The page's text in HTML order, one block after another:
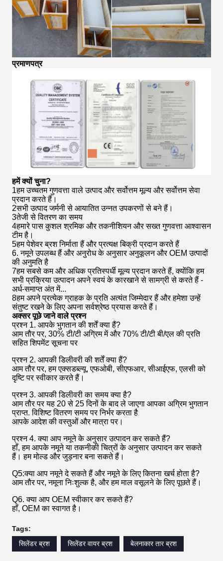
प्रमाणपत्र
हमें क्यों चुना?
1हम उच्चतम गुणवत्ता वाले उत्पाद और सर्वोत्तम मूल्य और सर्वोत्तम सेवा
प्रदान करते हैं।
2सभी उत्पाद जर्मनी से आयातित उन्नत उपकरणों से बने हैं।
3तेजी से वितरण का समय
4हमारे पास कुशल श्रमिक और तकनीशियन और सख्त गुणवत्ता आश्वासन
टीम है।
5हम पेशेवर ब्रश निर्माता हैं और प्रत्यक्ष बिक्री प्रदान करते हैं
6. नमूने उपलब्ध हैं और अनुरोध के अनुसार अनुकूलन और OEM उत्पादों
की अनुमति है
7हम सबसे कम और अधिक प्रतिस्पर्धी मूल्य प्रदान करते हैं, क्योंकि हम
सभी प्रक्रिया उत्पादन अपने स्वयं के कारखाने से सामग्री से करते हैं -
अर्ध-समाप्त अंत में...
8हम अपने प्रत्येक ग्राहक के प्रति अत्यंत जिम्मेदार हैं और हमेशा उन्हें
संतुष्ट रखने के लिए अपना सर्वश्रेष्ठ प्रयास करते हैं।
अक्सर पूछे जाने वाले प्रश्न
प्रश्न 1. आपके भुगतान की शर्तें क्या हैं?
आम तौर पर, 30% टी/टी अग्रिम में और 70% टी/टी बी/एल की प्रति
सहित शिपमेंट सूचना पर
प्रश्न 2. आपकी डिलीवरी की शर्तें क्या हैं?
आम तौर पर, हम एक्सडब्ल्यू, एफओबी, सीएफआर, सीआईएफ, एलसी को
दृष्टि पर स्वीकार करते हैं।
प्रश्न 3. आपकी डिलीवरी का समय क्या है?
आम तौर पर यह 20 से 25 दिनों के बाद ले जाएगा आपका अग्रिम भुगतान
प्राप्त. विशिष्ट वितरण समय पर निर्भर करता है
आपके आदेश की वस्तुओं और मात्रा पर।
प्रश्न 4. क्या आप नमूने के अनुसार उत्पादन कर सकते हैं?
हाँ, हम आपके नमूने या तकनीकी चित्रों के अनुसार उत्पादन कर सकते
हैं। हम मोल्ड और जुड़नार बना सकते हैं।
Q5:क्या आप नमूने दे सकते हैं और नमूने के लिए कितना खर्च होता है?
आम तौर पर, नमूना निःशुल्क है, और हम माल वसूलने के लिए पूछते हैं।
Q6. क्या आप OEM स्वीकार कर सकते हैं?
हाँ, OEM का स्वागत है।
Tags:
सिलेंडर ब्रश
सिलेंडर वायर ब्रश बेलनाकार तार ब्रश